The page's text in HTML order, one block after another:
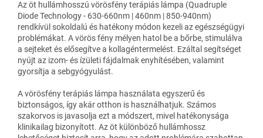
Az öt hullámhosszú vörösfény terápiás lámpa (Quadruple
Diode Technology - 630-660nm | 460nm | 850-940nm)
rendkívül sokoldalú és hatékony módon kezeli az egészségügyi
problémákat. A vörös fény mélyen hatol be a bőrbe, stimulálva
a sejteket és elősegítve a kollagéntermelést. Ezáltal segítséget
nyújt az izom- és ízületi fájdalmak enyhítésében, valamint
gyorsítja a sebgyógyulást.
A vörösfény terápiás lámpa használata egyszerű és
biztonságos, így akár otthon is használhatjuk. Számos
szakorvos is javasolja ezt a módszert, mivel hatékonysága
klinikailag bizonyított. Az öt különböző hullámhossz